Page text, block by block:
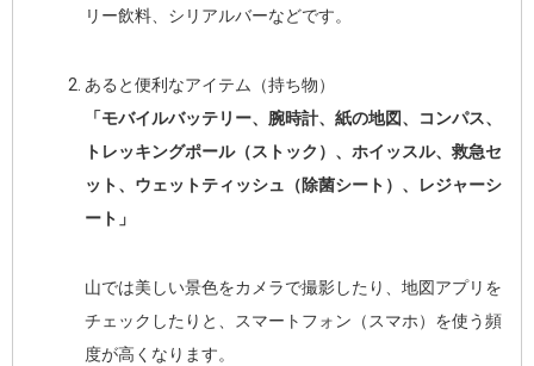
リー飲料、シリアルバーなどです。
あると便利なアイテム（持ち物）
「モバイルバッテリー、腕時計、紙の地図、コンパス、
トレッキングポール（ストック）、ホイッスル、救急セ
ット、ウェットティッシュ（除菌シート）、レジャーシ
ート」
山では美しい景色をカメラで撮影したり、地図アプリを
チェックしたりと、スマートフォン（スマホ）を使う頻
度が高くなります。